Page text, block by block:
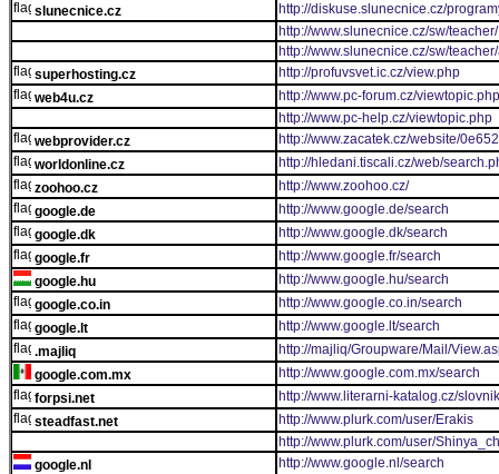
slunecnice.cz
http://diskuse.slunecnice.cz/
http://www.slunecnice.cz/sw/teacher/
http://www.slunecnice.cz/sw/
superhosting.cz
http://profuvsvet.ic.cz/view.php
web4u.cz
http://www.pc-forum.cz/viewtopic.php
http://www.pc-help.cz/viewtopic.php
webprovider.cz
http://www.zacatek.cz/website/
worldonline.cz
http://hledani.tiscali.cz/web/
zoohoo.cz
http://www.zoohoo.cz/
google.de
http://www.google.de/search
google.dk
http://www.google.dk/search
google.fr
http://www.google.fr/search
google.hu
http://www.google.hu/search
google.co.in
http://www.google.co.in/search
google.lt
http://www.google.lt/search
.majliq
http://majliq/Groupware/Mail/
google.com.mx
http://www.google.com.mx/search
forpsi.net
http://www.literarni-katalog.cz/
steadfast.net
http://www.plurk.com/user/Erakis
http://www.plurk.com/user/
google.nl
http://www.google.nl/search